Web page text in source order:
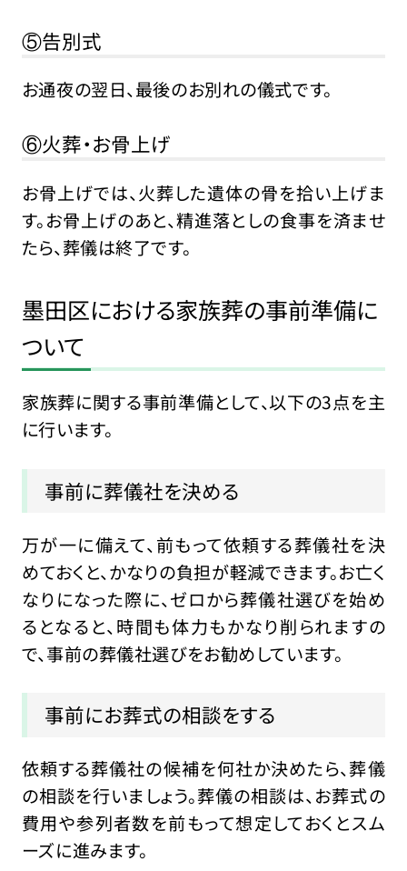
⑤告別式
お通夜の翌日、最後のお別れの儀式です。
⑥火葬・お骨上げ
お骨上げでは、火葬した遺体の骨を拾い上げま
す。お骨上げのあと、精進落としの食事を済ませ
たら、葬儀は終了です。
墨田区における家族葬の事前準備に
ついて
家族葬に関する事前準備として、以下の3点を主
に行います。
事前に葬儀社を決める
万が一に備えて、前もって依頼する葬儀社を決
めておくと、かなりの負担が軽減できます。お亡く
なりになった際に、ゼロから葬儀社選びを始め
るとなると、時間も体力もかなり削られますの
で、事前の葬儀社選びをお勧めしています。
事前にお葬式の相談をする
依頼する葬儀社の候補を何社か決めたら、葬儀
の相談を行いましょう。葬儀の相談は、お葬式の
費用や参列者数を前もって想定しておくとスム
ーズに進みます。